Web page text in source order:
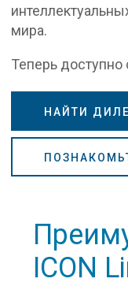
мира.
Теперь
НАЙТИ
ICON